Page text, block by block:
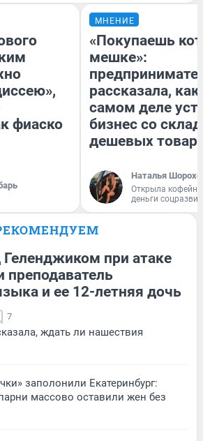
фиаско
МНЕНИЕ
«Покупаешь
мешке»:
рассказала, как
самом деле
бизнес со
дешевых
Наталья
Открыла
деньги
при атаке
преподаватель
и ее 12-летняя дочь
7
ждать ли нашествия
заполонили Екатеринбург:
массово оставили жен без